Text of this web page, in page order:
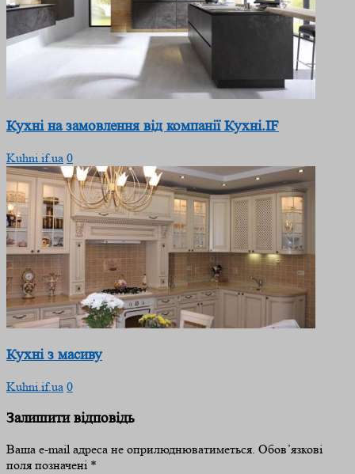
Кухні на замовлення від компанії Кухні.IF
Kuhni.if.ua 0
Кухні з масиву
Kuhni.if.ua 0
Залишити відповідь
Ваша e-mail адреса не оприлюднюватиметься. Обов’язкові
поля позначені *